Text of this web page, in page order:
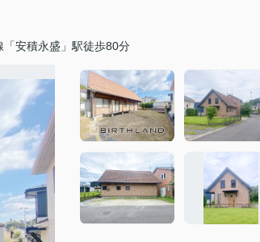
「安積永盛」駅徒歩80分